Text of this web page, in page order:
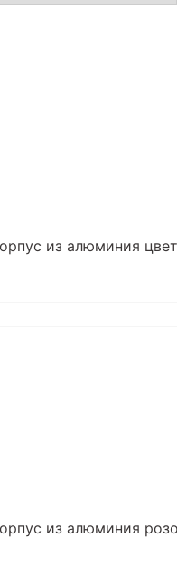
из алюминия
из алюминия